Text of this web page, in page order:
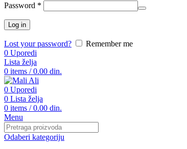
Password *
Log in
Lost your password?
Remember me
0 Uporedi
Lista želja
0 items / 0.00 din.
0 Uporedi
0 Lista želja
0 items / 0.00 din.
Menu
Odaberi kategoriju